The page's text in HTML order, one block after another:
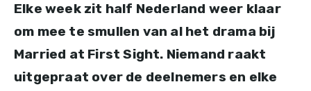
Elke week zit half Nederland weer klaar
om mee te smullen van al het drama bij
Married at First Sight. Niemand raakt
uitgepraat over de deelnemers en elke